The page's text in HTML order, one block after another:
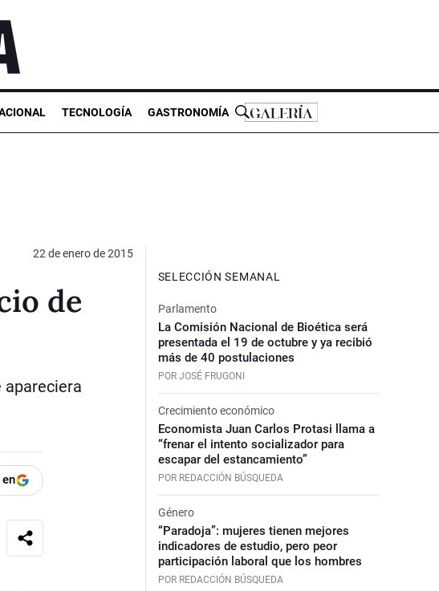
TECNOLOGÍA GASTRONOMÍA
22 de enero de 2015
de
apareciera
SELECCIÓN SEMANAL
Parlamento
La Comisión Nacional de Bioética será
presentada el 19 de octubre y ya recibió
más de 40 postulaciones
POR JOSÉ FRUGONI
Crecimiento económico
Economista Juan Carlos Protasi llama a
“frenar el intento socializador para
escapar del estancamiento”
POR REDACCIÓN BÚSQUEDA
Género
“Paradoja”: mujeres tienen mejores
indicadores de estudio, pero peor
participación laboral que los hombres
POR REDACCIÓN BÚSQUEDA